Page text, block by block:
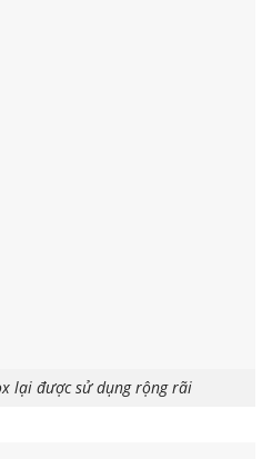
lại được sử dụng rộng rãi